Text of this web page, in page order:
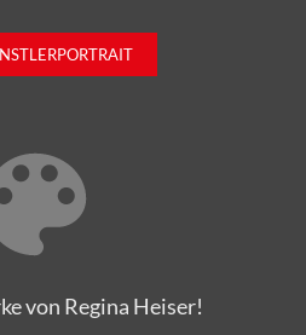
von Regina Heiser!